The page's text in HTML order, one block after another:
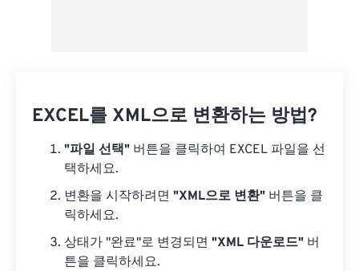
EXCEL를 XML으로 변환하는 방법?
"파일 선택" 버튼을 클릭하여 EXCEL 파일을 선
택하세요.
변환을 시작하려면 "XML으로 변환" 버튼을 클
릭하세요.
상태가 "완료"로 변경되면 "XML 다운로드" 버
튼을 클릭하세요.